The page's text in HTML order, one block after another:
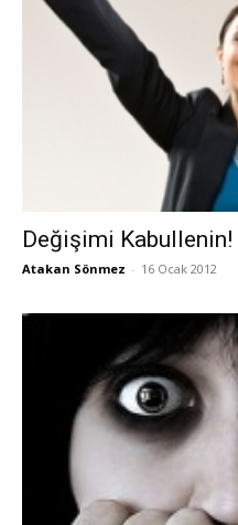
Değişimi Kabullenin!
Atakan Sönmez - 16 Ocak 2012